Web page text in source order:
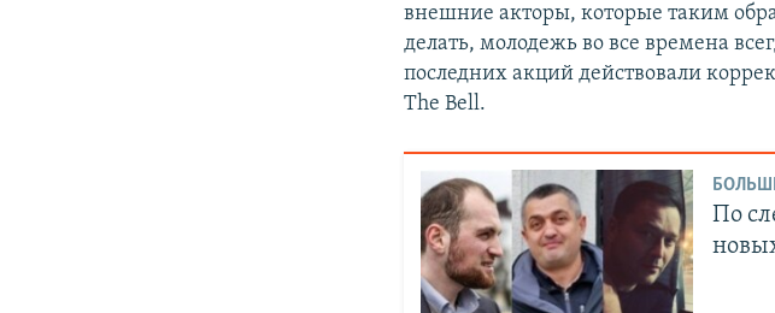
внешние акторы, которые таким
делать, молодежь во все времена
последних акций действовали
The Bell.
По